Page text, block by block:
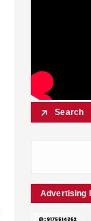
Search
Advertising